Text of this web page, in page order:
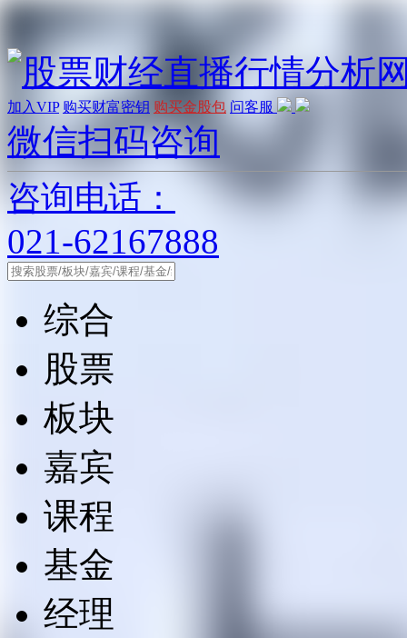
加入VIP 购买财富密钥 购买金股包 问客服
微信扫码咨询
咨询电话：
021-62167888
综合
股票
板块
嘉宾
课程
基金
经理